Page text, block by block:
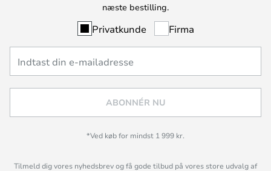
næste bestilling.
Privatkunde Firma
ABONNÉR NU
*Ved køb for mindst 1 999 kr.
Tilmeld dig vores nyhedsbrev og få gode tilbud på vores store udvalg af